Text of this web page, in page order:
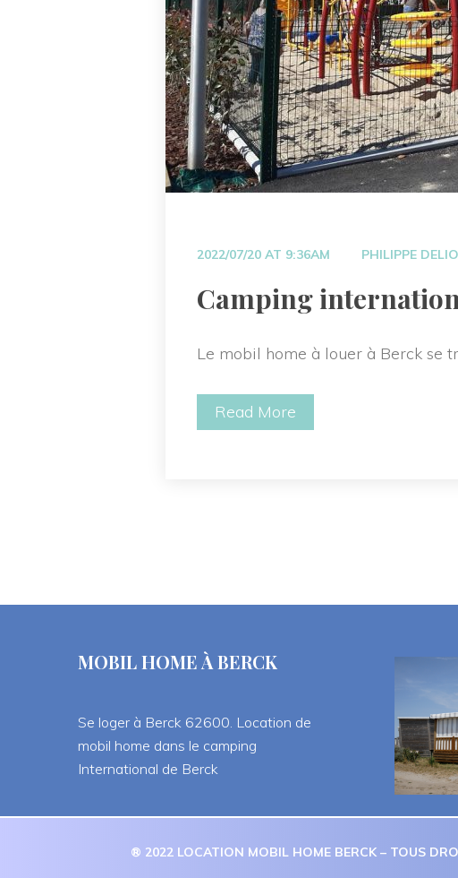
2022/07/20 AT 9:36AM PHILIPPE
Camping
Le mobil home à louer à Berck se
Read More
MOBIL HOME À BERCK
Se loger à Berck 62600. Location de
mobil home dans le camping
International de Berck
® 2022 LOCATION MOBIL HOME BERCK – TOUS